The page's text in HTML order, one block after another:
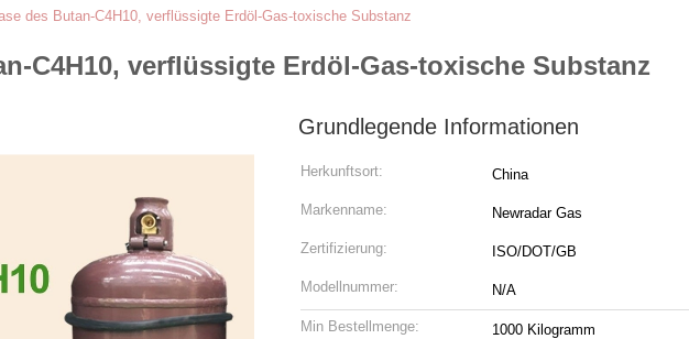
des Butan-C4H10, verflüssigte Erdöl-Gas-toxische Substanz
C4H10, verflüssigte Erdöl-Gas-toxische Substanz
Grundlegende Informationen
Herkunftsort: China
Markenname: Newradar Gas
Zertifizierung: ISO/DOT/GB
Modellnummer: N/A
Min Bestellmenge: 1000 Kilogramm